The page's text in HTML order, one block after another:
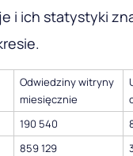
i ich statystyki
Odwiedziny witryny
miesięcznie
190 540
859 129